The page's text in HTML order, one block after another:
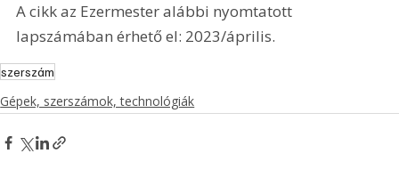
A cikk az Ezermester alábbi nyomtatott
lapszámában érhető el: 2023/április.
szerszám
Gépek, szerszámok, technológiák